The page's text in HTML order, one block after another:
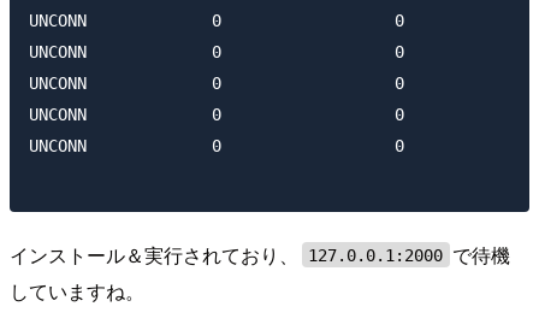
UNCONN             0                  0
UNCONN             0                  0
UNCONN             0                  0
UNCONN             0                  0
UNCONN             0                  0
インストール＆実行されており、 127.0.0.1:2000 で待機
していますね。